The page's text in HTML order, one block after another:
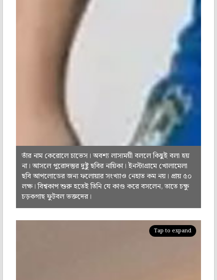
তাঁর নাম কেরোলে চাভেস। অবশ্য লাস্যময়ী বললে কিছুই বলা হয়
না। আসলে পুরোদস্তুর দুষ্টু ছবির নায়িকা। ইনস্টাগ্রামে খোলামেলা
ছবি আপলোডের জন্য ফলোয়ার সংখ্যাও নেহাত কম নয়। প্রায় ৫০
লক্ষ। বিশ্বকাপ শুরু হতেই তিনি যে কাণ্ড করে বসলেন, তাতে চক্ষু
চড়কগাছ ফুটবল ভক্তদের।
Tap to expand